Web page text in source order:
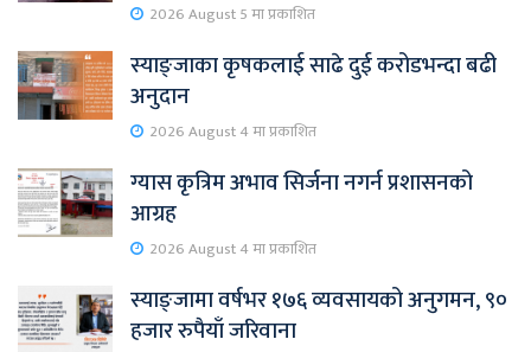
2026 August 5 मा प्रकाशित
स्याङ्जाका कृषकलाई साढे दुई करोडभन्दा बढी
अनुदान
2026 August 4 मा प्रकाशित
ग्यास कृत्रिम अभाव सिर्जना नगर्न प्रशासनको
आग्रह
2026 August 4 मा प्रकाशित
स्याङ्जामा वर्षभर १७६ व्यवसायको अनुगमन, ९०
हजार रुपैयाँ जरिवाना